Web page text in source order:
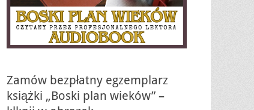
Zamów bezpłatny egzemplarz
książki „Boski plan wieków” –